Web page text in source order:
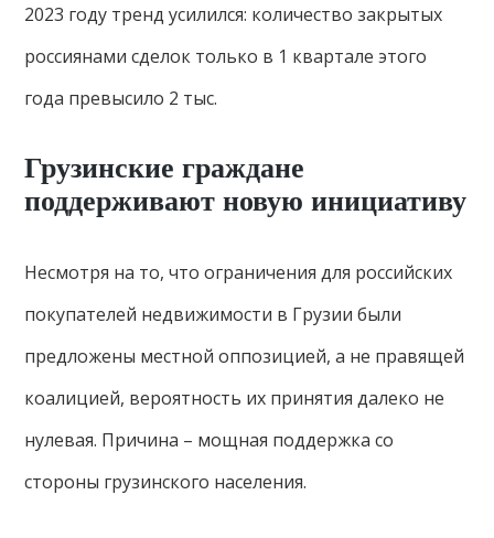
2023 году тренд усилился: количество закрытых
россиянами сделок только в 1 квартале этого
года превысило 2 тыс.
Грузинские граждане
поддерживают новую инициативу
Несмотря на то, что ограничения для российских
покупателей недвижимости в Грузии были
предложены местной оппозицией, а не правящей
коалицией, вероятность их принятия далеко не
нулевая. Причина – мощная поддержка со
стороны грузинского населения.